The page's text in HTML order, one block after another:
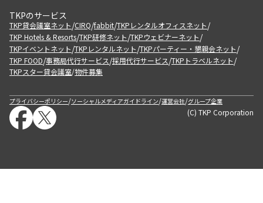
TKPのサービス
TKP貸会議室ネット/CIRQ/fabbit/TKPレンタルオフィスネット/
TKP Hotels & Resorts/TKP研修ネット/TKPウェビナーネット/
TKPイベントネット/TKPレンタルネット/TKPパーティー・懇親会ネット/
TKP FOOD/事務局代行サービス/採用代行サービス/TKPトラベルネット/
TKPスター貸会議室/物件募集
プライバシーポリシー/ソーシャルメディアガイドライン/運営会社/グループ企業
(C) TKP Corporation